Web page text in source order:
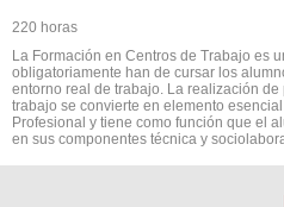
220 horas
La Formación en Centros de Trabajo es
obligatoriamente han de cursar los
entorno real de trabajo. La realización
trabajo se convierte en elemento
Profesional y tiene como función que el
en sus componentes técnica y